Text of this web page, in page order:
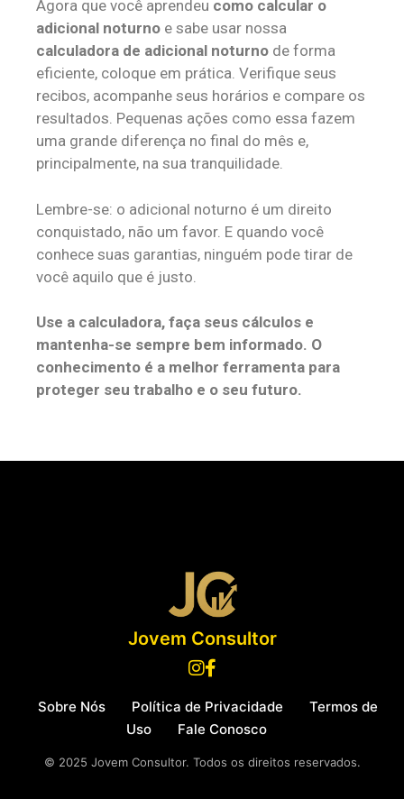
Agora que você aprendeu como calcular o
adicional noturno e sabe usar nossa
calculadora de adicional noturno de forma
eficiente, coloque em prática. Verifique seus
recibos, acompanhe seus horários e compare os
resultados. Pequenas ações como essa fazem
uma grande diferença no final do mês e,
principalmente, na sua tranquilidade.
Lembre-se: o adicional noturno é um direito
conquistado, não um favor. E quando você
conhece suas garantias, ninguém pode tirar de
você aquilo que é justo.
Use a calculadora, faça seus cálculos e
mantenha-se sempre bem informado. O
conhecimento é a melhor ferramenta para
proteger seu trabalho e o seu futuro.
Jovem Consultor
Sobre Nós Política de Privacidade
Termos de
Uso
Fale Conosco
© 2025 Jovem Consultor. Todos os direitos reservados.